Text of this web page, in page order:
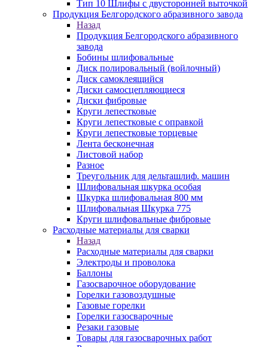
Тип 10 Шлифы с двусторонней выточкой
Продукция Белгородского абразивного завода
Назад
Продукция Белгородского абразивного
завода
Бобины шлифовальные
Диск полировальный (войлочный)
Диск самоклеящийся
Диски самосцепляющиеся
Диски фибровые
Круги лепестковые
Круги лепестковые с оправкой
Круги лепестковые торцевые
Лента бесконечная
Листовой набор
Разное
Треугольник для дельташлиф. машин
Шлифовальная шкурка особая
Шкурка шлифовальная 800 мм
Шлифовальная Шкурка 775
Круги шлифовальные фибровые
Расходные материалы для сварки
Назад
Расходные материалы для сварки
Электроды и проволока
Баллоны
Газосварочное оборудование
Горелки газовоздушные
Газовые горелки
Горелки газосварочные
Резаки газовые
Товары для газосварочных работ